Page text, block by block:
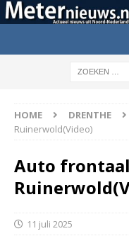
HOME DRENTHE
Ruinerwold(Video)
Auto
11 juli 2025